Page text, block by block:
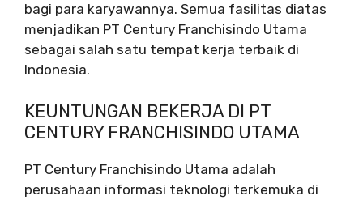
bagi para karyawannya. Semua fasilitas diatas
menjadikan PT Century Franchisindo Utama
sebagai salah satu tempat kerja terbaik di
Indonesia.
KEUNTUNGAN BEKERJA DI PT
CENTURY FRANCHISINDO UTAMA
PT Century Franchisindo Utama adalah
perusahaan informasi teknologi terkemuka di